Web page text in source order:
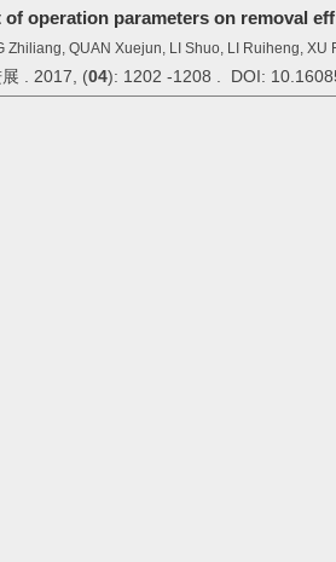
of operation parameters on removal
Zhiliang, QUAN Xuejun, LI Shuo, LI Ruiheng, XU
. 2017, (04): 1202 -1208 . DOI: